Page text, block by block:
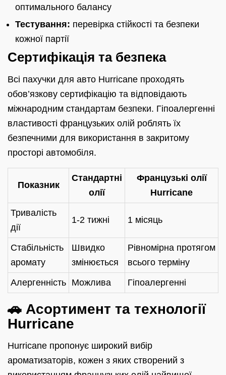
оптимального балансу
Тестування: перевірка стійкості та безпеки
кожної партії
Сертифікація та безпека
Всі пахучки для авто Hurricane проходять
обов’язкову сертифікацію та відповідають
міжнародним стандартам безпеки. Гіпоалергенні
властивості французьких олій роблять їх
безпечними для використання в закритому
просторі автомобіля.
Показник
Стандартні
олії
Французькі олії
Hurricane
Тривалість
дії
1-2 тижні 1 місяць
Стабільність
аромату
Швидко
змінюється
Рівномірна протягом
всього терміну
Алергенність Можлива Гіпоалергенні
🚗 Асортимент та технології
Hurricane
Hurricane пропонує широкий вибір
ароматизаторів, кожен з яких створений з